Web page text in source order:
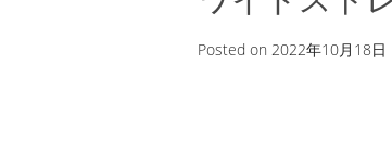
Posted on 2022年10月18日